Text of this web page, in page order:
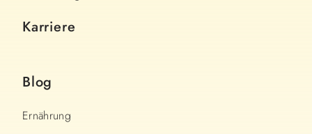
Karriere
Blog
Ernährung